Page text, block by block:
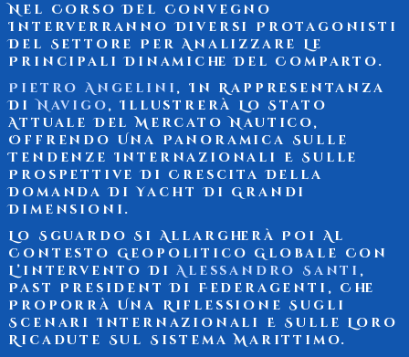
Nel Corso Del Convegno
Interverranno Diversi Protagonisti
Del Settore Per Analizzare Le
Principali Dinamiche Del Comparto.
Pietro Angelini , In Rappresentanza
DiNavigo, Illustrerà Lo Stato
Attuale DelMercato Nautico,
Offrendo Una Panoramica Sulle
Tendenze Internazionali E Sulle
Prospettive Di Crescita Della
Domanda Di Yacht Di Grandi
Dimensioni.
Lo Sguardo Si Allargherà Poi Al
Contesto Geopolitico Globale Con
L’intervento DiAlessandro Santi ,
Past President Di Federagenti , Che
Proporrà Una Riflessione Sugli
Scenari Internazionali E Sulle Loro
Ricadute Sul Sistema Marittimo.